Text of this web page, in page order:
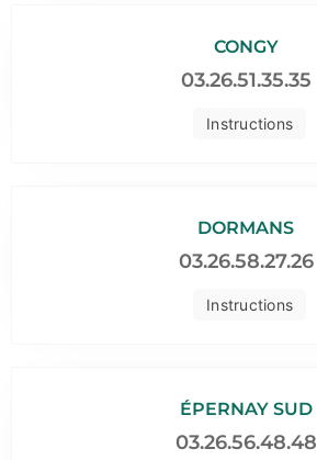
Instructions
CONGY
03.26.51.35.35
Instructions
DORMANS
03.26.58.27.26
ÉPERNAY SUD
03.26.56.48.48